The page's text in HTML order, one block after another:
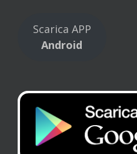
Scarica APP
Android